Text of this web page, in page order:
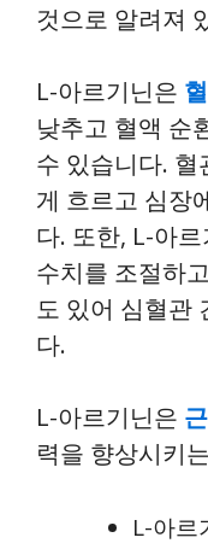
것으로 알려져
L-아르기닌은
낮추고 혈액 순
수 있습니다. 혈
게 흐르고 심장
다. 또한, L-아
수치를 조절하
도 있어 심혈관
다.
L-아르기닌은
력을 향상시키
L-아르